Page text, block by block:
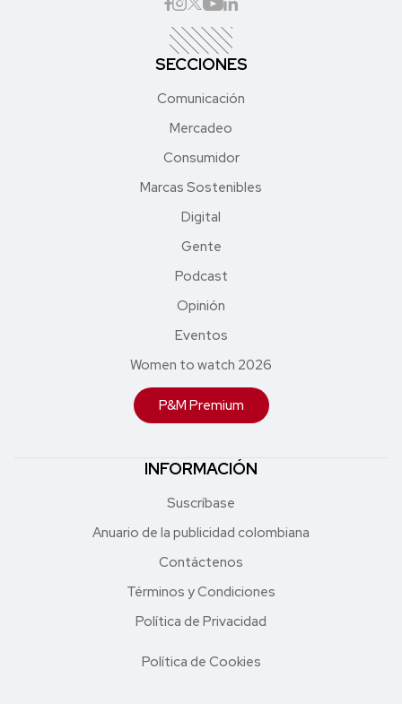
SECCIONES
Comunicación
Mercadeo
Consumidor
Marcas Sostenibles
Digital
Gente
Podcast
Opinión
Eventos
Women to watch 2026
P&M Premium
INFORMACIÓN
Suscríbase
Anuario de la publicidad colombiana
Contáctenos
Términos y Condiciones
Política de Privacidad
Política de Cookies